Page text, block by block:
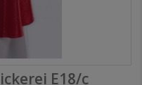
E18/c